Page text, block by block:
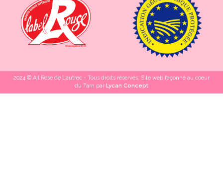
2024 © Ail Rose de Lautrec - Tous droits réservés. Site web façonné au coeur
du Tarn par Lycan Concept